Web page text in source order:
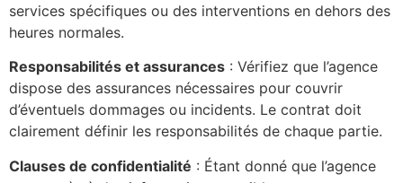
services spécifiques ou des interventions en dehors des
heures normales.
Responsabilités et assurances : Vérifiez que l’agence
dispose des assurances nécessaires pour couvrir
d’éventuels dommages ou incidents. Le contrat doit
clairement définir les responsabilités de chaque partie.
Clauses de confidentialité : Étant donné que l’agence